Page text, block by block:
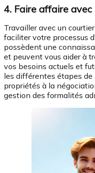
4. Faire affaire
Travailler avec un
faciliter votre processus
possèdent une
et peuvent vous aider à
vos besoins actuels et
les différentes étapes de
propriétés à la
gestion des formalités